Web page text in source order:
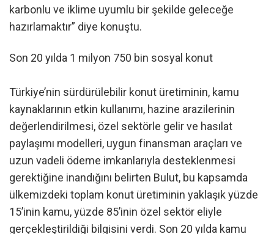
karbonlu ve iklime uyumlu bir şekilde geleceğe
hazırlamaktır” diye konuştu.
Son 20 yılda 1 milyon 750 bin sosyal konut
Türkiye’nin sürdürülebilir konut üretiminin, kamu
kaynaklarının etkin kullanımı, hazine arazilerinin
değerlendirilmesi, özel sektörle gelir ve hasılat
paylaşımı modelleri, uygun finansman araçları ve
uzun vadeli ödeme imkanlarıyla desteklenmesi
gerektiğine inandığını belirten Bulut, bu kapsamda
ülkemizdeki toplam konut üretiminin yaklaşık yüzde
15’inin kamu, yüzde 85’inin özel sektör eliyle
gerçekleştirildiği bilgisini verdi. Son 20 yılda kamu